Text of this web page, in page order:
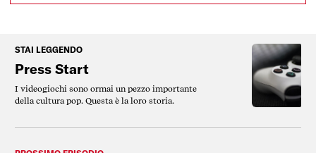
STAI LEGGENDO
Press Start
I videogiochi sono ormai un pezzo importante
della cultura pop. Questa è la loro storia.